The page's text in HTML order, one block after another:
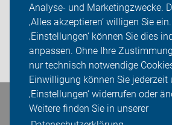
Analyse- und Marketingzwecke.
‚Alles akzeptieren‘ willigen Sie
‚Einstellungen‘ können Sie dies
anpassen. Ohne Ihre
nur technisch notwendige
Einwilligung können Sie jederzeit
‚Einstellungen‘ widerrufen oder
Weitere finden Sie in unserer
Sei dabei
Presse
Login
Bleiben Sie in Kontakt